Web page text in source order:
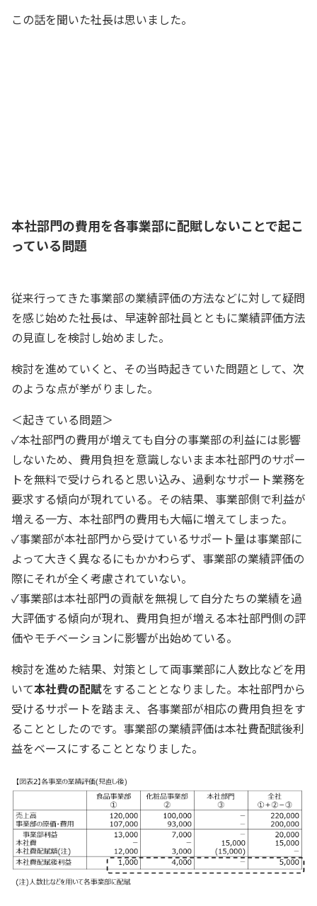
この話を聞いた社長は思いました。
本社部門の費用を各事業部に配賦しないことで起こ
っている問題
従来行ってきた事業部の業績評価の方法などに対して疑問
を感じ始めた社長は、早速幹部社員とともに業績評価方法
の見直しを検討し始めました。
検討を進めていくと、その当時起きていた問題として、次
のような点が挙がりました。
＜起きている問題＞
✓本社部門の費用が増えても自分の事業部の利益には影響
しないため、費用負担を意識しないまま本社部門のサポー
トを無料で受けられると思い込み、過剰なサポート業務を
要求する傾向が現れている。その結果、事業部側で利益が
増える一方、本社部門の費用も大幅に増えてしまった。
✓事業部が本社部門から受けているサポート量は事業部に
よって大きく異なるにもかかわらず、事業部の業績評価の
際にそれが全く考慮されていない。
✓事業部は本社部門の貢献を無視して自分たちの業績を過
大評価する傾向が現れ、費用負担が増える本社部門側の評
価やモチベーションに影響が出始めている。
検討を進めた結果、対策として両事業部に人数比などを用
いて本社費の配賦をすることとなりました。本社部門から
受けるサポートを踏まえ、各事業部が相応の費用負担をす
ることとしたのです。事業部の業績評価は本社費配賦後利
益をベースにすることとなりました。